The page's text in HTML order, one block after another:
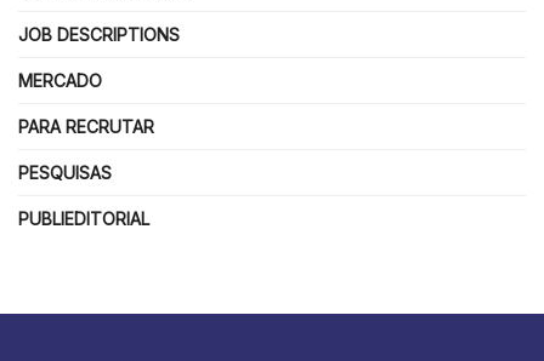
JOB DESCRIPTIONS
MERCADO
PARA RECRUTAR
PESQUISAS
PUBLIEDITORIAL